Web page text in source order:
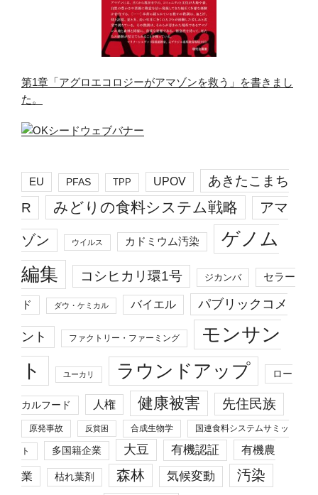
第1章「アグロエコロジーがアマゾンを救う」を書きまし
た。
EU PFAS TPP UPOV
あきたこまち
R
みどりの食料システム戦略 アマ
ゾン ウイルス カドミウム汚染
ゲノム
編集
コシヒカリ環1号 ジカンバ セラー
ド ダウ・ケミカル バイエル パブリックコメ
ント ファクトリー・ファーミング
モンサン
ト
ユーカリ ラウンドアップ ロー
カルフード 人権 健康被害 先住民族
原発事故 反貧困 合成生物学 国連食料システムサミッ
ト 多国籍企業 大豆 有機認証 有機農
業 枯れ葉剤 森林 気候変動 汚染